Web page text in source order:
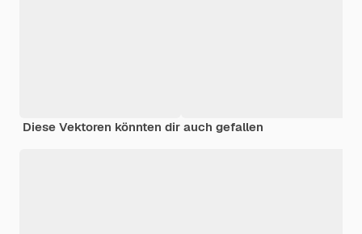
Diese Vektoren könnten dir auch gefallen